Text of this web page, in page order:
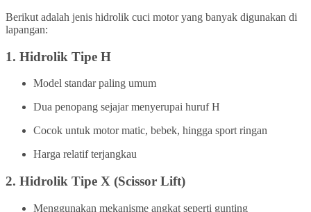
Berikut adalah jenis hidrolik cuci motor yang banyak digunakan di
lapangan:
1. Hidrolik Tipe H
Model standar paling umum
Dua penopang sejajar menyerupai huruf H
Cocok untuk motor matic, bebek, hingga sport ringan
Harga relatif terjangkau
2. Hidrolik Tipe X (Scissor Lift)
Menggunakan mekanisme angkat seperti gunting